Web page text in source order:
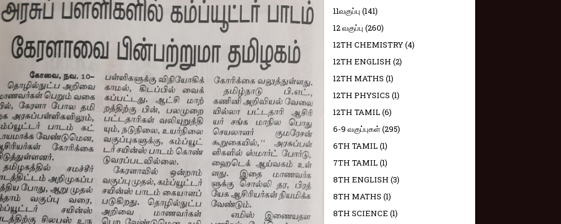
11வகுப்பு (141)
12 வகுப்பு (260)
12TH CHEMISTRY(4)
12TH ENGLISH (2)
12TH MATHS (1)
12TH PHYSICS (1)
12TH TAMIL(6)
6-9 வகுப்புகள்(295)
6TH TAMIL(1)
7TH TAMIL(1)
8TH ENGLISH (3)
8TH MATHS (1)
8TH SCIENCE (1)